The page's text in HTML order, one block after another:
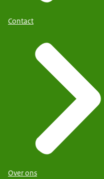
Contact
Over ons